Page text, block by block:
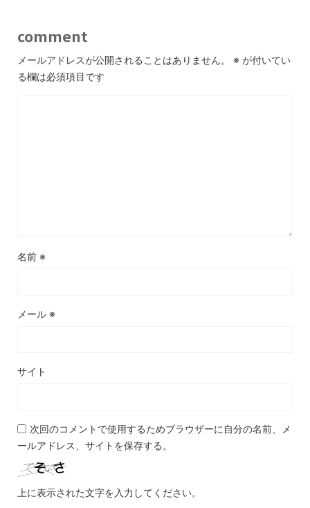
comment
メールアドレスが公開されることはありません。 ※ が付いてい
る欄は必須項目です
名前 ※
メール ※
サイト
次回のコメントで使用するためブラウザーに自分の名前、メ
ールアドレス、サイトを保存する。
上に表示された文字を入力してください。